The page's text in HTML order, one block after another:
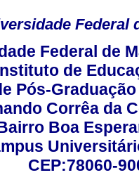
Federal
Federal de
de
Pós-
Corrêa da
Boa
CEP:78060-